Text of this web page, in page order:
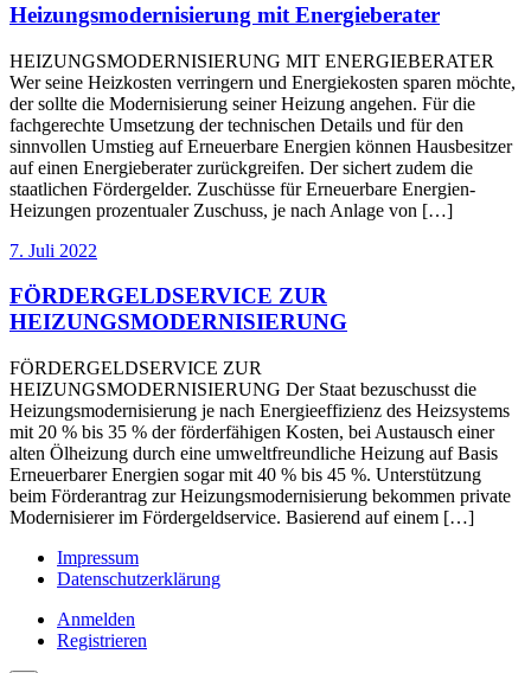
Heizungsmodernisierung mit Energieberater
HEIZUNGSMODERNISIERUNG MIT ENERGIEBERATER
Wer seine Heizkosten verringern und Energiekosten sparen möchte,
der sollte die Modernisierung seiner Heizung angehen. Für die
fachgerechte Umsetzung der technischen Details und für den
sinnvollen Umstieg auf Erneuerbare Energien können Hausbesitzer
auf einen Energieberater zurückgreifen. Der sichert zudem die
staatlichen Fördergelder. Zuschüsse für Erneuerbare Energien-
Heizungen prozentualer Zuschuss, je nach Anlage von […]
7. Juli 2022
FÖRDERGELDSERVICE ZUR
HEIZUNGSMODERNISIERUNG
FÖRDERGELDSERVICE ZUR
HEIZUNGSMODERNISIERUNG Der Staat bezuschusst die
Heizungsmodernisierung je nach Energieeffizienz des Heizsystems
mit 20 % bis 35 % der förderfähigen Kosten, bei Austausch einer
alten Ölheizung durch eine umweltfreundliche Heizung auf Basis
Erneuerbarer Energien sogar mit 40 % bis 45 %. Unterstützung
beim Förderantrag zur Heizungsmodernisierung bekommen private
Modernisierer im Fördergeldservice. Basierend auf einem […]
Impressum
Datenschutzerklärung
Anmelden
Registrieren